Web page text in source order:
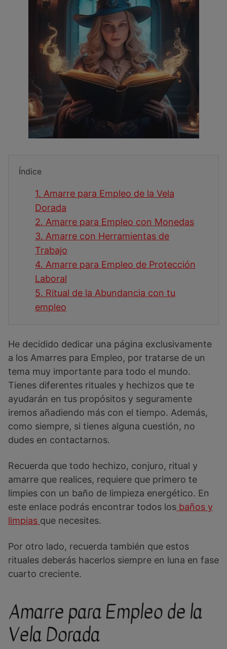
Índice
1. Amarre para Empleo de la Vela
Dorada
2. Amarre para Empleo con Monedas
3. Amarre con Herramientas de
Trabajo
4. Amarre para Empleo de Protección
Laboral
5. Ritual de la Abundancia con tu
empleo
He decidido dedicar una página exclusivamente
a los Amarres para Empleo, por tratarse de un
tema muy importante para todo el mundo.
Tienes diferentes rituales y hechizos que te
ayudarán en tus propósitos y seguramente
iremos añadiendo más con el tiempo. Además,
como siempre, si tienes alguna cuestión, no
dudes en contactarnos.
Recuerda que todo hechizo, conjuro, ritual y
amarre que realices, requiere que primero te
limpies con un baño de limpieza energético. En
este enlace podrás encontrar todos los baños y
limpias que necesites.
Por otro lado, recuerda también que estos
rituales deberás hacerlos siempre en luna en fase
cuarto creciente.
Amarre para Empleo de la
Vela Dorada